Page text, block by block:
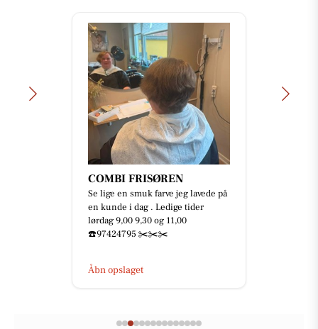
COMBI FRISØREN
Se lige en smuk farve jeg lavede på
en kunde i dag . Ledige tider
lørdag 9,00 9,30 og 11,00
☎️97424795 ✂️✂️✂️
Åbn opslaget